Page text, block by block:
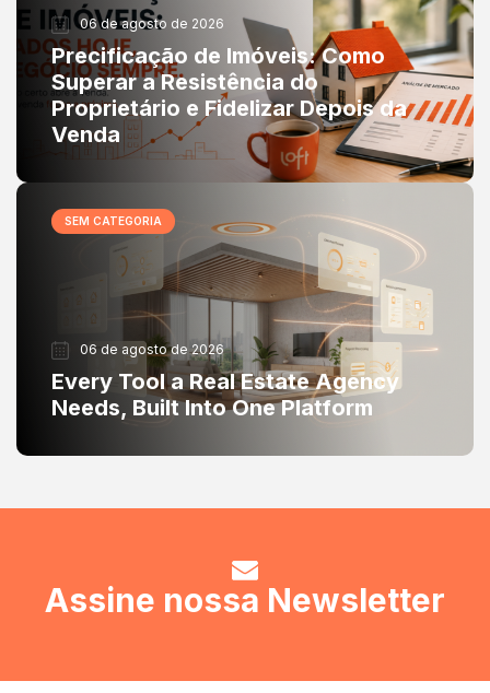
06 de agosto de 2026
Precificação de Imóveis: Como
Superar a Resistência do
Proprietário e Fidelizar Depois da
Venda
SEM CATEGORIA
06 de agosto de 2026
Every Tool a Real Estate Agency
Needs, Built Into One Platform
Assine nossa Newsletter